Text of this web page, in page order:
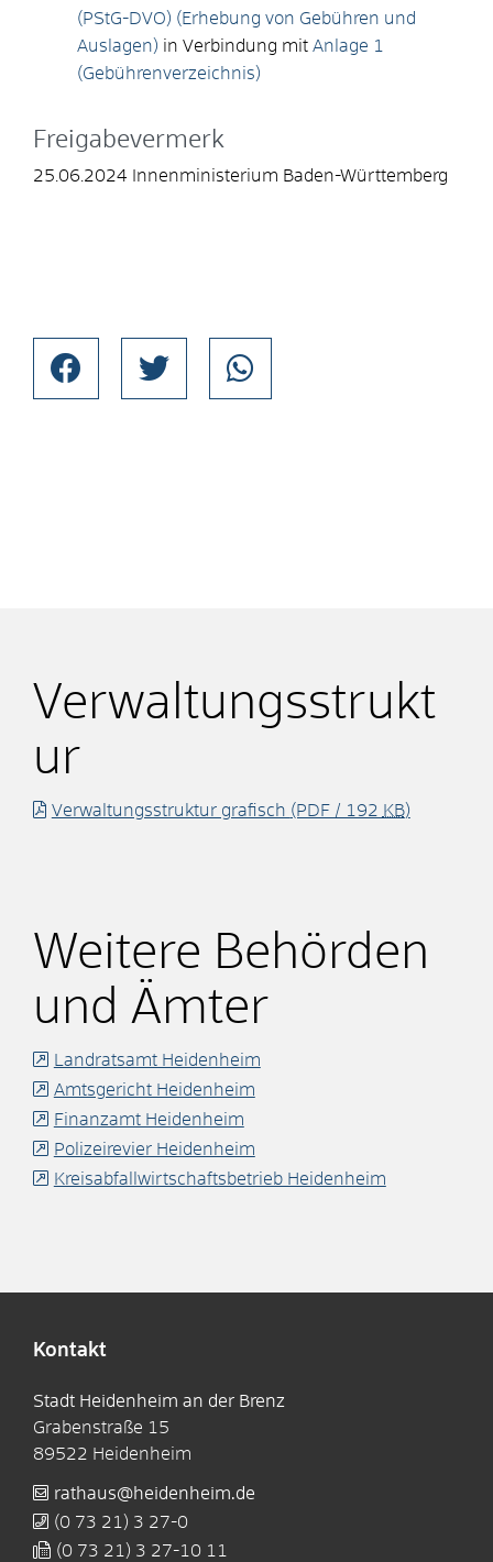
(PStG-DVO) (Erhebung von Gebühren und
Auslagen) in Verbindung mit Anlage 1
(Gebührenverzeichnis)
Freigabevermerk
25.06.2024 Innenministerium Baden-Württemberg
Verwaltungsstrukt
ur
Verwaltungsstruktur grafisch (PDF / 192 KB)
Weitere Behörden
und Ämter
Landratsamt Heidenheim
Amtsgericht Heidenheim
Finanzamt Heidenheim
Polizeirevier Heidenheim
Kreisabfallwirtschaftsbetrieb Heidenheim
Kontakt
Stadt Heidenheim an der Brenz
Grabenstraße 15
89522 Heidenheim
rathaus@heidenheim.de
(0 73 21) 3 27-0
(0 73 21) 3 27-10 11